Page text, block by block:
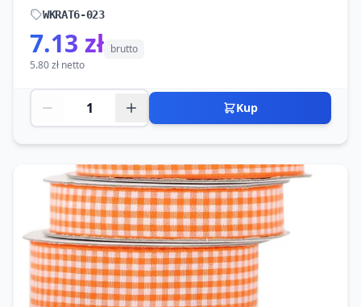
WKRAT6-023
7.13 zł brutto
5.80 zł netto
Kup